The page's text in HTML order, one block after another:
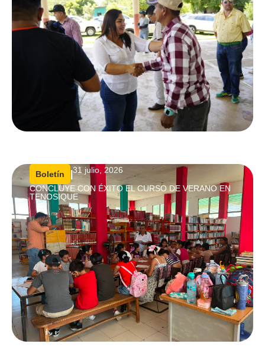
Boletín |31 julio, 2026
CONCLUYE CON ÉXITO EL CURSO DE VERANO EN
TENOSIQUE